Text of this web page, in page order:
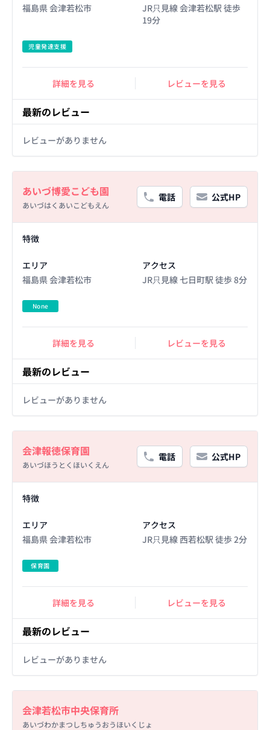
福島県 会津若松市
JR只見線 会津若松駅 徒歩
19分
児童発達支援
詳細を見る レビューを見る
最新のレビュー
レビューがありません
あいづ博愛こども園
あいづはくあいこどもえん
電話 公式HP
特徴
エリア
福島県 会津若松市
アクセス
JR只見線 七日町駅 徒歩 8分
None
詳細を見る レビューを見る
最新のレビュー
レビューがありません
会津報徳保育園
あいづほうとくほいくえん
電話 公式HP
特徴
エリア
福島県 会津若松市
アクセス
JR只見線 西若松駅 徒歩 2分
保育園
詳細を見る レビューを見る
最新のレビュー
レビューがありません
会津若松市中央保育所
あいづわかまつしちゅうおうほいくじょ